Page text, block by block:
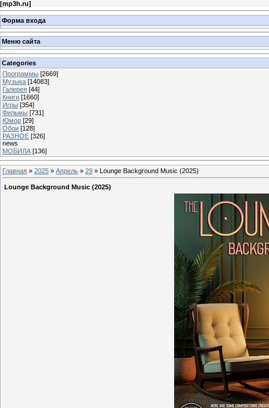
[mp3h.ru]
Форма входа
Меню сайта
Categories
Программы [2669]
Музыка [14083]
Галерея [44]
Книги [1660]
Игры [354]
Фильмы [731]
Юмор [29]
Обои [128]
РАЗНОЕ [326]
news
МОБИЛА [136]
Главная » 2025 » Апрель » 29 » Lounge Background Music (2025)
Lounge Background Music (2025)